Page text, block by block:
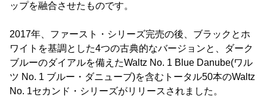
ップを融合させたものです。
2017年、ファースト・シリーズ完売の後、ブラックとホ
ワイトを基調とした4つの古典的なバージョンと、ダーク
ブルーのダイアルを備えたWaltz No. 1 Blue Danube(ワル
ツ No. 1 ブルー・ダニューブ)を含むトータル50本のWaltz
No. 1セカンド・シリーズがリリースされました。